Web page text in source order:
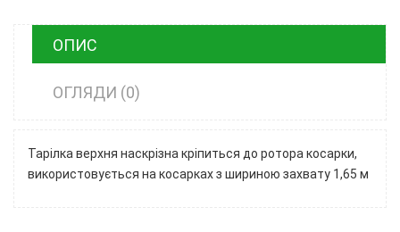
ОПИС
ОГЛЯДИ (0)
Тарілка верхня наскрізна кріпиться до ротора косарки,
використовується на косарках з шириною захвату 1,65 м